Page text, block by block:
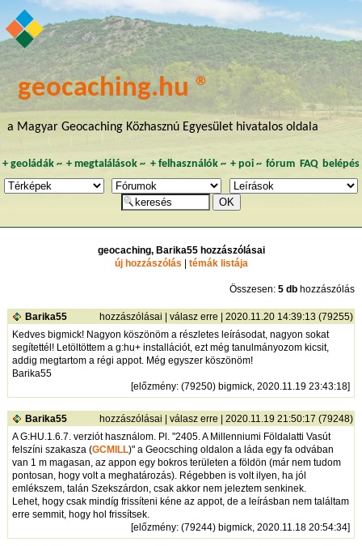
geocaching.hu ®
a Magyar Geocaching Közhasznú Egyesület hivatalos oldala
+ geoládák~ +megtalálások ~ + felhasználók~ + poi~ fórum FAQ belépés
geocaching, Barika55 hozzászólásai
új hozzászólás | témák listája
Összesen:5 db hozzászólás
Barika55 hozzászólásai |válasz erre | 2020.11.20 14:39:13 (79255)
Kedves bigmick! Nagyon köszönöm a részletes leírásodat, nagyon sokat
segítettél! Letöltöttem a g:hu+ installációt, ezt még tanulmányozom kicsit,
addig megtartom a régi appot. Még egyszer köszönöm!
Barika55
[előzmény: (79250) bigmick, 2020.11.19 23:43:18]
Barika55 hozzászólásai |válasz erre | 2020.11.19 21:50:17 (79248)
A G:HU.1.6.7. verziót használom. Pl. "2405. A Millenniumi Földalatti Vasút
felszíni szakasza (GCMILL)" a Geocsching oldalon a láda egy fa odvában
van 1 m magasan, az appon egy bokros területen a földön (már nem tudom
pontosan, hogy volt a meghatározás). Régebben is volt ilyen, ha jól
emlékszem, talán Szekszárdon, csak akkor nem jeleztem senkinek.
Lehet, hogy csak mindíg frissíteni kéne az appot, de a leírásban nem találtam
erre semmit, hogy hol frissítsek.
[előzmény: (79244) bigmick, 2020.11.18 20:54:34]